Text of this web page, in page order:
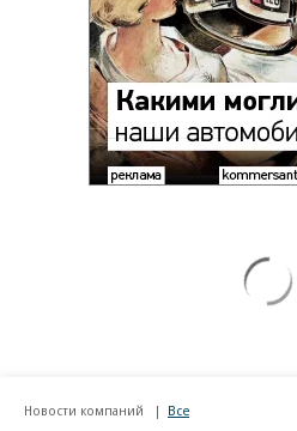
Новости компаний Все